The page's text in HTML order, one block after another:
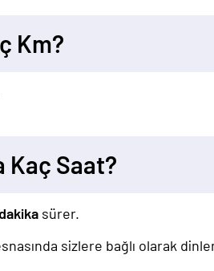
Km?
Kaç Saat?
sürer.
sizlere bağlı olarak